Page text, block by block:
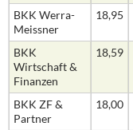
BKK Werra-
Meissner
18,95
BKK
Wirtschaft &
Finanzen
18,59
BKK ZF &
Partner
18,00